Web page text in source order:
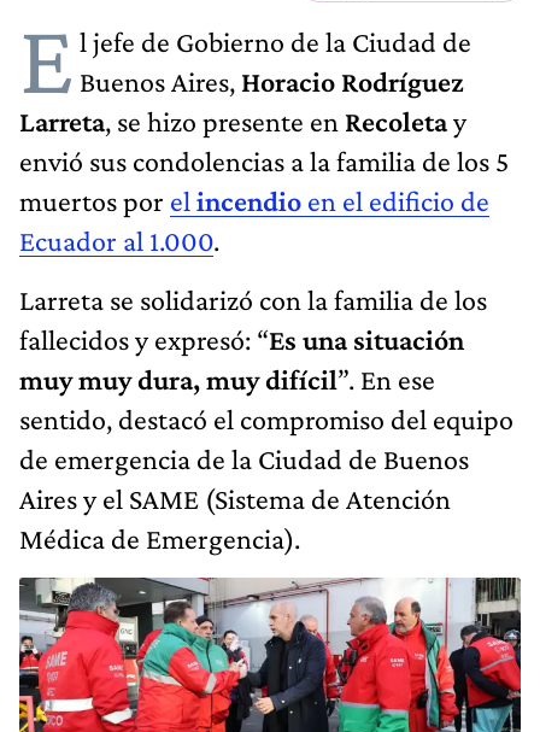
E l jefe de Gobierno de la Ciudad de
Buenos Aires, Horacio Rodríguez
Larreta, se hizo presente en Recoletay
envió sus condolencias a la familia de los 5
muertos por el incendio en el edificio de
Ecuador al 1.000.
Larreta se solidarizó con la familia de los
fallecidos y expresó: “Es una situación
muy muy dura, muy difícil”. En ese
sentido, destacó el compromiso del equipo
de emergencia de la Ciudad de Buenos
Aires y el SAME (Sistema de Atención
Médica de Emergencia).